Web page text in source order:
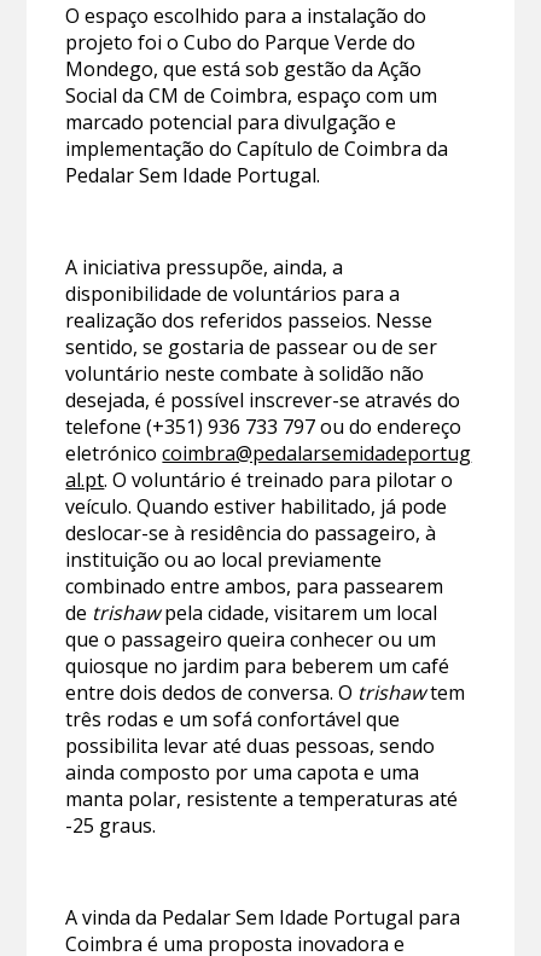
O espaço escolhido para a instalação do
projeto foi o Cubo do Parque Verde do
Mondego, que está sob gestão da Ação
Social da CM de Coimbra, espaço com um
marcado potencial para divulgação e
implementação do Capítulo de Coimbra da
Pedalar Sem Idade Portugal.
A iniciativa pressupõe, ainda, a
disponibilidade de voluntários para a
realização dos referidos passeios. Nesse
sentido, se gostaria de passear ou de ser
voluntário neste combate à solidão não
desejada, é possível inscrever-se através do
telefone (+351) 936 733 797 ou do endereço
eletrónicocoimbra@pedalarsemidadeportug
al.pt. O voluntário é treinado para pilotar o
veículo. Quando estiver habilitado, já pode
deslocar-se à residência do passageiro, à
instituição ou ao local previamente
combinado entre ambos, para passearem
de trishawpela cidade, visitarem um local
que o passageiro queira conhecer ou um
quiosque no jardim para beberem um café
entre dois dedos de conversa. O trishawtem
três rodas e um sofá confortável que
possibilita levar até duas pessoas, sendo
ainda composto por uma capota e uma
manta polar, resistente a temperaturas até
-25 graus.
A vinda da Pedalar Sem Idade Portugal para
Coimbra é uma proposta inovadora e